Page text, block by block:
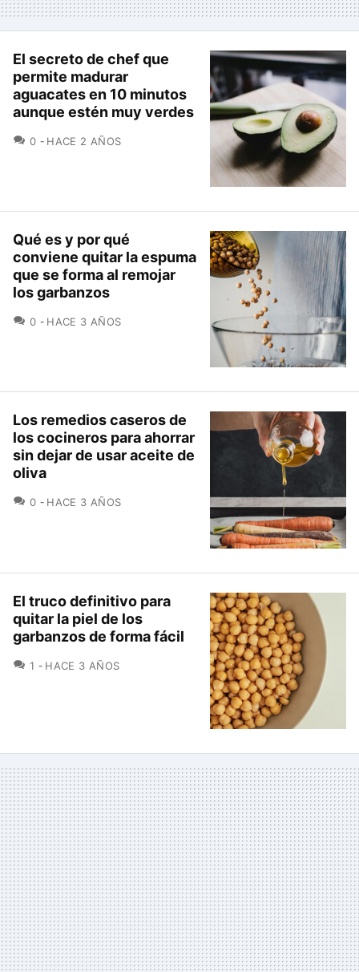
El secreto de chef que
permite madurar
aguacates en 10 minutos
aunque estén muy verdes
0 COMENTARIOS
HACE 2 AÑOS
Qué es y por qué
conviene quitar la espuma
que se forma al remojar
los garbanzos
0 COMENTARIOS
HACE 3 AÑOS
Los remedios caseros de
los cocineros para ahorrar
sin dejar de usar aceite de
oliva
0 COMENTARIOS
HACE 3 AÑOS
El truco definitivo para
quitar la piel de los
garbanzos de forma fácil
1 COMENTARIOS
HACE 3 AÑOS